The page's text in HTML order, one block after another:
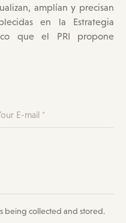
amplían y precisan
en la Estrategia
que el PRI propone
being collected and stored.